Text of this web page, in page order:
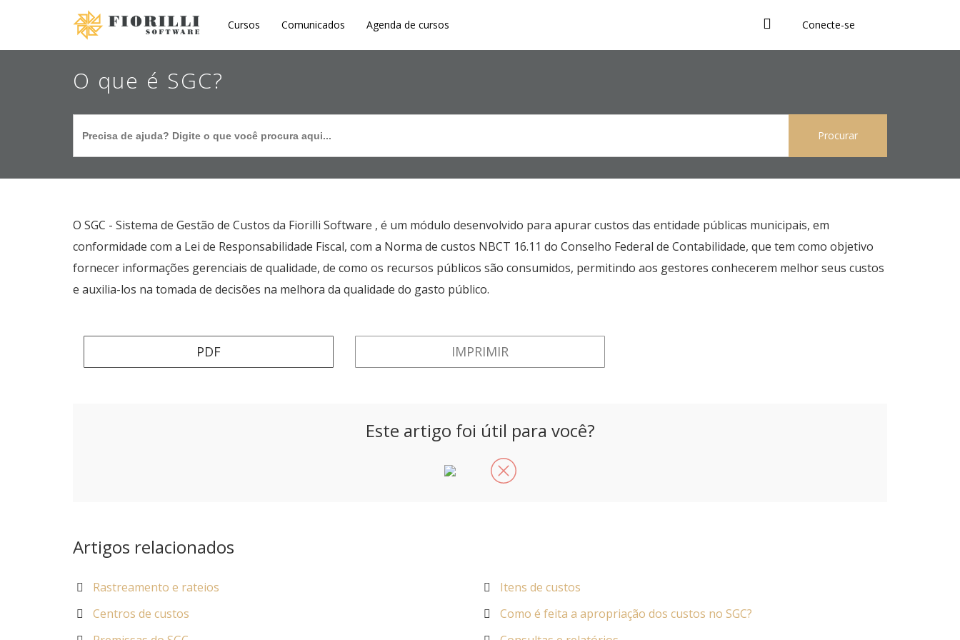
o
Conecte-se
Cursos Comunicados Agenda de cursos
O que é SGC?
Search
for:
O SGC - Sistema de Gestão de Custos da Fiorilli Software , é um módulo desenvolvido para apurar custos das entidade públicas municipais, em
conformidade com a Lei de Responsabilidade Fiscal, com a Norma de custos NBCT 16.11 do Conselho Federal de Contabilidade, que tem como objetivo
fornecer informações gerenciais de qualidade, de como os recursos públicos são consumidos, permitindo aos gestores conhecerem melhor seus custos
e auxilia-los na tomada de decisões na melhora da qualidade do gasto público.
PDF IMPRIMIR
Este artigo foi útil para você?
Artigos relacionados
Rastreamento e rateios
Itens de custos
Centros de custos
Como é feita a apropriação dos custos no SGC?